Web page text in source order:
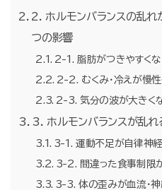
2. ホルモンバランスの乱れ
つの影響
2-1. 脂肪がつきやすくな
2-2. むくみ・冷えが慢
2-3. 気分の波が大きく
3. ホルモンバランスが乱れ
3-1. 運動不足が自律神経
3-2. 間違った食事制限
3-3. 体の歪みが血流・